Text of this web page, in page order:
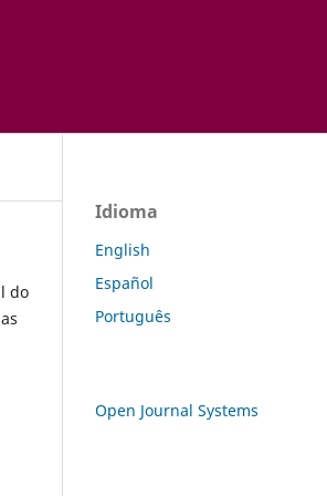
do
Idioma
English
Español
Português
Open Journal Systems